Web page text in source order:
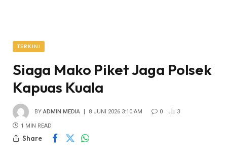
TERKINI
Siaga Mako Piket Jaga Polsek
Kapuas Kuala
BY ADMIN MEDIA 8 JUNI 2026 3:10 AM 0 3
1 MIN READ
Share